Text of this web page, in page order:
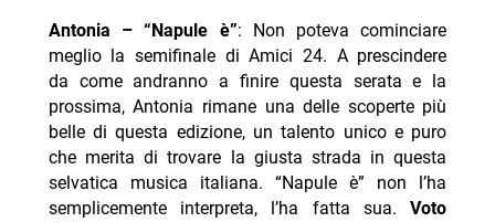
Antonia – “Napule è”: Non poteva cominciare
meglio la semifinale di Amici 24. A prescindere
da come andranno a finire questa serata e la
prossima, Antonia rimane una delle scoperte più
belle di questa edizione, un talento unico e puro
che merita di trovare la giusta strada in questa
selvatica musica italiana. “Napule è” non l’ha
semplicemente interpreta, l’ha fatta sua.Voto